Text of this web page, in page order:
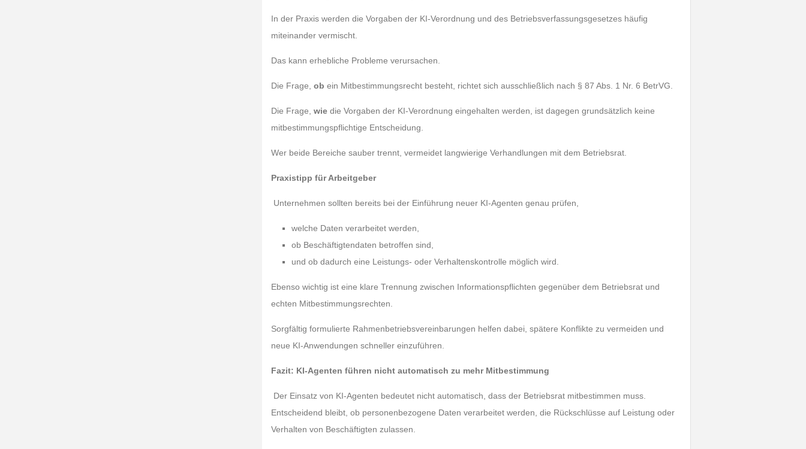
In der Praxis werden die Vorgaben der KI-Verordnung und des Betriebsverfassungsgesetzes häufig
miteinander vermischt.
Das kann erhebliche Probleme verursachen.
Die Frage,ob ein Mitbestimmungsrecht besteht, richtet sich ausschließlich nach § 87 Abs. 1 Nr. 6 BetrVG.
Die Frage,wie die Vorgaben der KI-Verordnung eingehalten werden, ist dagegen grundsätzlich keine
mitbestimmungspflichtige Entscheidung.
Wer beide Bereiche sauber trennt, vermeidet langwierige Verhandlungen mit dem Betriebsrat.
Praxistipp für Arbeitgeber
Unternehmen sollten bereits bei der Einführung neuer KI-Agenten genau prüfen,
welche Daten verarbeitet werden,
ob Beschäftigtendaten betroffen sind,
und ob dadurch eine Leistungs- oder Verhaltenskontrolle möglich wird.
Ebenso wichtig ist eine klare Trennung zwischen Informationspflichten gegenüber dem Betriebsrat und
echten Mitbestimmungsrechten.
Sorgfältig formulierte Rahmenbetriebsvereinbarungen helfen dabei, spätere Konflikte zu vermeiden und
neue KI-Anwendungen schneller einzuführen.
Fazit: KI-Agenten führen nicht automatisch zu mehr Mitbestimmung
Der Einsatz von KI-Agenten bedeutet nicht automatisch, dass der Betriebsrat mitbestimmen muss.
Entscheidend bleibt, ob personenbezogene Daten verarbeitet werden, die Rückschlüsse auf Leistung oder
Verhalten von Beschäftigten zulassen.